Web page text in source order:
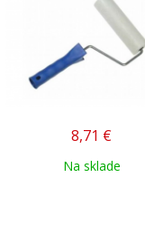
8,71 €
Na sklade